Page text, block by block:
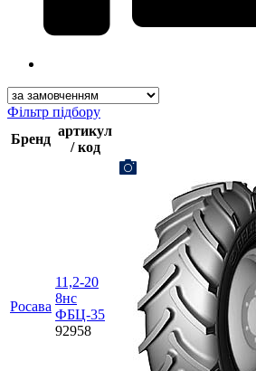
Фільтр підбору
Бренд
артикул
/ код
Росава
11,2-20
8нс
ФБЦ-35
92958